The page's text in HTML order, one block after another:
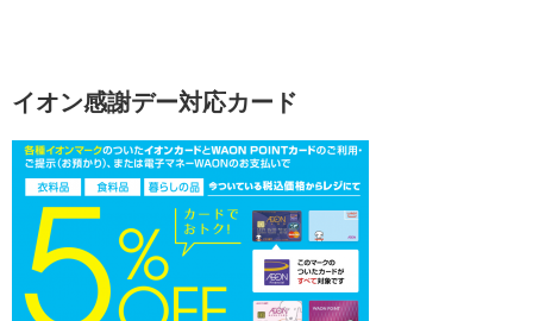
イオン感謝デー対応カード